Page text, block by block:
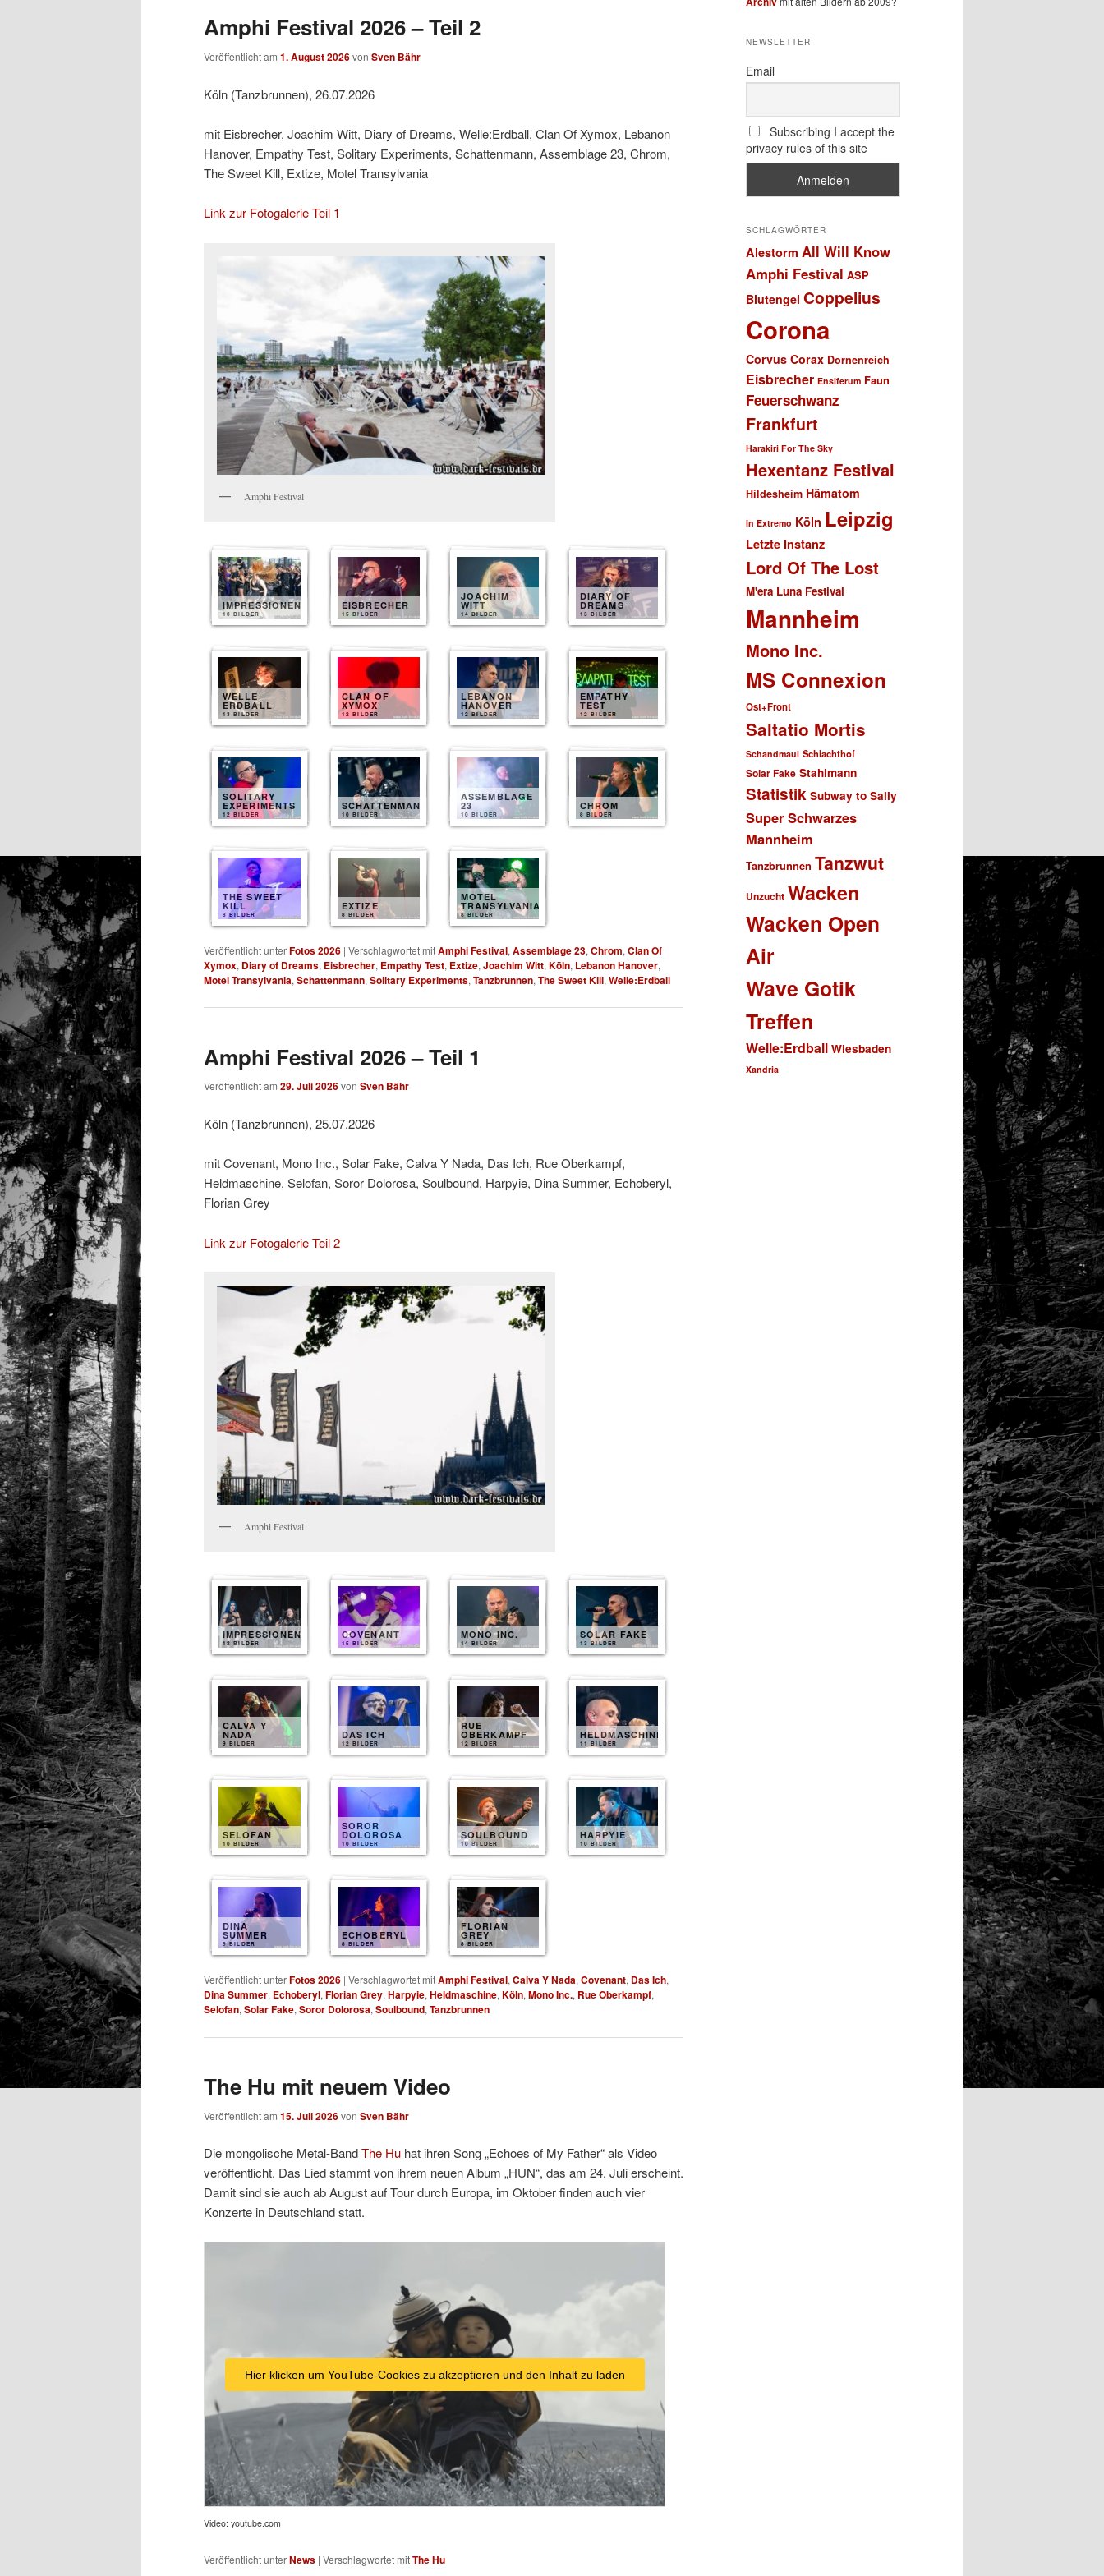
Amphi Festival 2026 – Teil 2
Veröffentlicht am 1. August 2026von Sven Bähr
Köln (Tanzbrunnen), 26.07.2026
mit Eisbrecher, Joachim Witt, Diary of Dreams, Welle:Erdball, Clan Of Xymox, Lebanon
Hanover, Empathy Test, Solitary Experiments, Schattenmann, Assemblage 23, Chrom,
The Sweet Kill, Extize, Motel Transylvania
Link zur Fotogalerie Teil 1
Amphi Festival
IMPRESSIONEN
10 BILDER
EISBRECHER
15 BILDER
JOACHIM
WITT
14 BILDER
DIARY OF
DREAMS
13 BILDER
WELLE
ERDBALL
13 BILDER
CLAN OF
XYMOX
12 BILDER
LEBANON
HANOVER
12 BILDER
EMPATHY
TEST
12 BILDER
SOLITARY
EXPERIMENTS
12 BILDER
SCHATTENMANN
10 BILDER
ASSEMBLAGE
23
10 BILDER
CHROM
8 BILDER
THE SWEET
KILL
8 BILDER
EXTIZE
8 BILDER
MOTEL
TRANSYLVANIA
8 BILDER
Veröffentlicht unterFotos 2026 | Verschlagwortet mitAmphi Festival, Assemblage 23, Chrom, Clan Of
Xymox, Diary of Dreams, Eisbrecher, Empathy Test, Extize, Joachim Witt, Köln, Lebanon Hanover,
Motel Transylvania, Schattenmann, Solitary Experiments, Tanzbrunnen, The Sweet Kill, Welle:Erdball
Amphi Festival 2026 – Teil 1
Veröffentlicht am 29. Juli 2026von Sven Bähr
Köln (Tanzbrunnen), 25.07.2026
mit Covenant, Mono Inc., Solar Fake, Calva Y Nada, Das Ich, Rue Oberkampf,
Heldmaschine, Selofan, Soror Dolorosa, Soulbound, Harpyie, Dina Summer, Echoberyl,
Florian Grey
Link zur Fotogalerie Teil 2
Amphi Festival
IMPRESSIONEN
12 BILDER
COVENANT
15 BILDER
MONO INC.
14 BILDER
SOLAR FAKE
13 BILDER
CALVA Y
NADA
9 BILDER
DAS ICH
12 BILDER
RUE
OBERKAMPF
12 BILDER
HELDMASCHINE
11 BILDER
SELOFAN
10 BILDER
SOROR
DOLOROSA
10 BILDER
SOULBOUND
10 BILDER
HARPYIE
10 BILDER
DINA
SUMMER
9 BILDER
ECHOBERYL
8 BILDER
FLORIAN
GREY
8 BILDER
Veröffentlicht unterFotos 2026 | Verschlagwortet mitAmphi Festival, Calva Y Nada, Covenant, Das Ich,
Dina Summer, Echoberyl, Florian Grey, Harpyie, Heldmaschine, Köln, Mono Inc., Rue Oberkampf,
Selofan, Solar Fake, Soror Dolorosa, Soulbound, Tanzbrunnen
The Hu mit neuem Video
Veröffentlicht am 15. Juli 2026von Sven Bähr
Die mongolische Metal-BandThe Hu hat ihren Song „Echoes of My Father“ als Video
veröffentlicht. Das Lied stammt von ihrem neuen Album „HUN“, das am 24. Juli erscheint.
Damit sind sie auch ab August auf Tour durch Europa, im Oktober finden auch vier
Konzerte in Deutschland statt.
Hier klicken um YouTube-Cookies zu akzeptieren und den Inhalt zu laden
Video: youtube.com
Veröffentlicht unterNews | Verschlagwortet mitThe Hu
NEWSLETTER
Email
Subscribing I accept the
privacy rules of this site
SCHLAGWÖRTER
Alestorm All Will Know
Amphi Festival ASP
Blutengel Coppelius
Corona
Corvus Corax Dornenreich
Eisbrecher Ensiferum Faun
Feuerschwanz
Frankfurt
Harakiri For The Sky
Hexentanz Festival
Hildesheim Hämatom
In Extremo Köln Leipzig
Letzte Instanz
Lord Of The Lost
M'era Luna Festival
Mannheim
Mono Inc.
MS Connexion
Ost+Front
Saltatio Mortis
Schandmaul Schlachthof
Solar Fake Stahlmann
Statistik Subway to Sally
Super Schwarzes
Mannheim
Tanzbrunnen Tanzwut
Unzucht Wacken
Wacken Open
Air
Wave Gotik
Treffen
Welle:Erdball Wiesbaden
Xandria